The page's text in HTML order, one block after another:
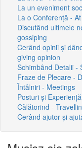
La un eveniment
La o Conferență -
Discutând ultimele
gossiping
Cerând opinii și
giving opinion
Schimbând Detalii -
Fraze de Plecare -
Întâlniri - Meetings
Posturi și
Călătorind -
Cerând ajutor și